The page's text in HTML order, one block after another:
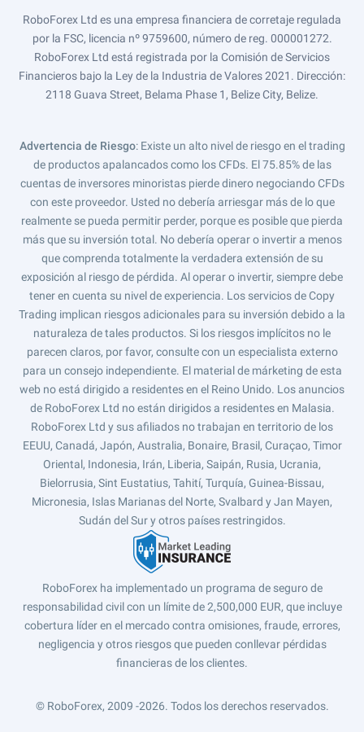
RoboForex Ltd es una empresa financiera de corretaje regulada
por la FSC, licencia nº 9759600, número de reg. 000001272.
RoboForex Ltd está registrada por la Comisión de Servicios
Financieros bajo la Ley de la Industria de Valores 2021. Dirección:
2118 Guava Street, Belama Phase 1, Belize City, Belize.
Advertencia de Riesgo: Existe un alto nivel de riesgo en el trading
de productos apalancados como los CFDs. El 75.85% de las
cuentas de inversores minoristas pierde dinero negociando CFDs
con este proveedor. Usted no debería arriesgar más de lo que
realmente se pueda permitir perder, porque es posible que pierda
más que su inversión total. No debería operar o invertir a menos
que comprenda totalmente la verdadera extensión de su
exposición al riesgo de pérdida. Al operar o invertir, siempre debe
tener en cuenta su nivel de experiencia. Los servicios de Copy
Trading implican riesgos adicionales para su inversión debido a la
naturaleza de tales productos. Si los riesgos implícitos no le
parecen claros, por favor, consulte con un especialista externo
para un consejo independiente. El material de márketing de esta
web no está dirigido a residentes en el Reino Unido. Los anuncios
de RoboForex Ltd no están dirigidos a residentes en Malasia.
RoboForex Ltd y sus afiliados no trabajan en territorio de los
EEUU, Canadá, Japón, Australia, Bonaire, Brasil, Curaçao, Timor
Oriental, Indonesia, Irán, Liberia, Saipán, Rusia, Ucrania,
Bielorrusia, Sint Eustatius, Tahití, Turquía, Guinea-Bissau,
Micronesia, Islas Marianas del Norte, Svalbard y Jan Mayen,
Sudán del Sur y otros países restringidos.
RoboForex ha implementado un programa de seguro de
responsabilidad civil con un límite de 2,500,000 EUR, que incluye
cobertura líder en el mercado contra omisiones, fraude, errores,
negligencia y otros riesgos que pueden conllevar pérdidas
financieras de los clientes.
© RoboForex, 2009 -2026. Todos los derechos reservados.